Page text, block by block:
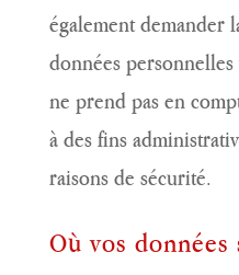
également demander
données
ne prend pas en
à des fins
raisons de sécurité.
Où vos données